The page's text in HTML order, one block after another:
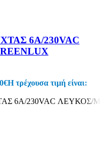
6A/230VAC
€Η τρέχουσα τιμή είναι:
6A/230VAC ΛΕΥΚΟΣ/